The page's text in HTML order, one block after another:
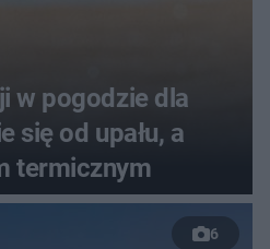
w pogodzie dla
się od upału, a
termicznym
6